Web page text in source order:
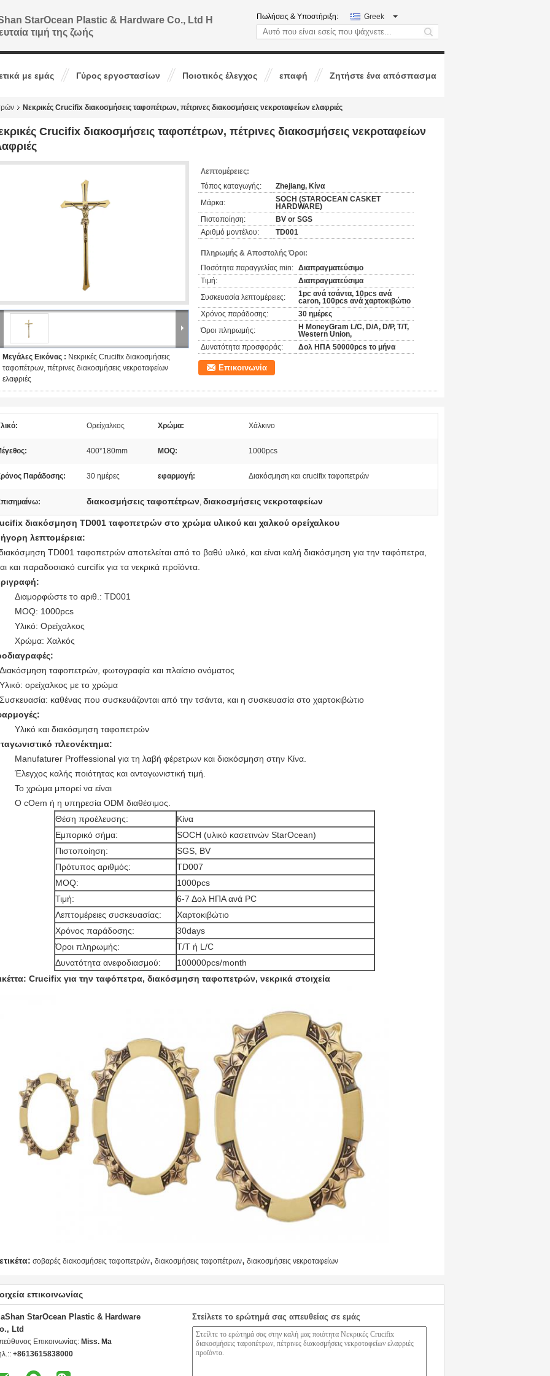
StarOcean Plastic & Hardware Co., Ltd Η
τιμή της ζωής
Πωλήσεις & Υποστήριξη: Greek
search
με εμάς Γύρος εργοστασίων Ποιοτικός έλεγχος επαφή Ζητήστε ένα απόσπασμα
Νεκρικές Crucifix διακοσμήσεις ταφοπέτρων, πέτρινες διακοσμήσεις νεκροταφείων ελαφριές
Crucifix διακοσμήσεις ταφοπέτρων, πέτρινες διακοσμήσεις νεκροταφείων
Μεγάλες Εικόνας : Νεκρικές Crucifix διακοσμήσεις
ταφοπέτρων, πέτρινες διακοσμήσεις νεκροταφείων
ελαφριές
Λεπτομέρειες:
Τόπος καταγωγής:
Zhejiang, Κίνα
Μάρκα:
SOCH (STAROCEAN CASKET
HARDWARE)
Πιστοποίηση:
BV or SGS
Αριθμό μοντέλου:
TD001
Πληρωμής & Αποστολής Όροι:
Ποσότητα παραγγελίας min: Διαπραγματεύσιμο
Τιμή:
Διαπραγματεύσιμα
Συσκευασία λεπτομέρειες:
1pc ανά τσάντα, 10pcs ανά
caron, 100pcs ανά χαρτοκιβώτιο
Χρόνος παράδοσης:
30 ημέρες
Όροι πληρωμής:
Η MoneyGram L/C, D/A, D/P, T/T,
Western Union,
Δυνατότητα προσφοράς:
Δολ ΗΠΑ 50000pcs το μήνα
Επικοινωνία
Ορείχαλκος Χρώμα: Χάλκινο
400*180mm MOQ: 1000pcs
Παράδοσης: 30 ημέρες εφαρμογή: Διακόσμηση και crucifix ταφοπετρών
διακοσμήσεις ταφοπέτρων, διακοσμήσεις νεκροταφείων
διακόσμηση TD001 ταφοπετρών στο χρώμα υλικού και χαλκού ορείχαλκου
λεπτομέρεια:
TD001 ταφοπετρών αποτελείται από το βαθύ υλικό, και είναι καλή διακόσμηση για την ταφόπετρα,
και παραδοσιακό curcifix για τα νεκρικά προϊόντα.
Διαμορφώστε το αριθ.: TD001
MOQ: 1000pcs
Υλικό: Ορείχαλκος
Χρώμα: Χαλκός
Διακόσμηση ταφοπετρών, φωτογραφία και πλαίσιο ονόματος
Υλικό: ορείχαλκος με το χρώμα
Συσκευασία: καθένας που συσκευάζονται από την τσάντα, και η συσκευασία στο χαρτοκιβώτιο
Υλικό και διακόσμηση ταφοπετρών
πλεονέκτημα:
Manufaturer Proffessional για τη λαβή φέρετρων και διακόσμηση στην Κίνα.
Έλεγχος καλής ποιότητας και ανταγωνιστική τιμή.
Το χρώμα μπορεί να είναι
Ο cOem ή η υπηρεσία ODM διαθέσιμος.
Θέση προέλευσης:
Κίνα
Εμπορικό σήμα:
SOCH (υλικό κασετινών StarOcean)
Πιστοποίηση:
SGS, BV
Πρότυπος αριθμός:
TD007
MOQ:
1000pcs
Τιμή:
6-7 Δολ ΗΠΑ ανά PC
Λεπτομέρειες συσκευασίας:
Χαρτοκιβώτιο
Χρόνος παράδοσης:
30days
Όροι πληρωμής:
T/T ή L/C
Δυνατότητα ανεφοδιασμού:
100000pcs/month
Crucifix για την ταφόπετρα, διακόσμηση ταφοπετρών, νεκρικά στοιχεία
ετικέτα: σοβαρές διακοσμήσεις ταφοπετρών, διακοσμήσεις ταφοπέτρων, διακοσμήσεις νεκροταφείων
επικοινωνίας
StarOcean Plastic & Hardware
Ltd
Επικοινωνίας: Miss. Ma
+8613615838000
Στείλετε το ερώτημά σας απευθείας σε εμάς